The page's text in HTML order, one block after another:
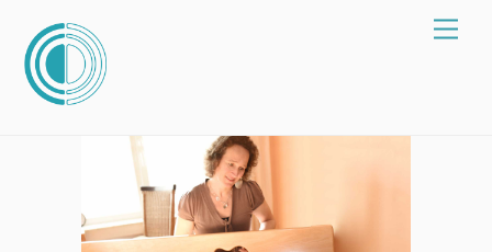
Inhalt
springen